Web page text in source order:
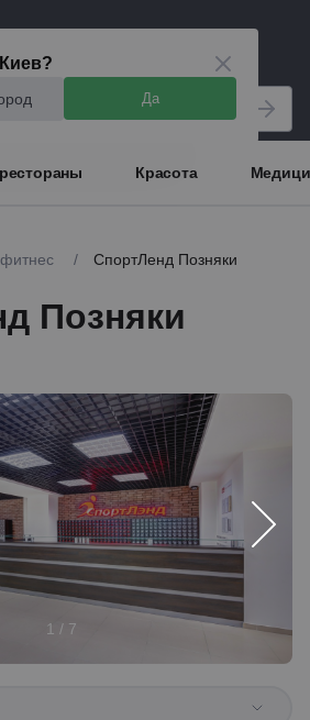
Да
Красота
/ СпортЛенд Позняки
Позняки
1 / 7